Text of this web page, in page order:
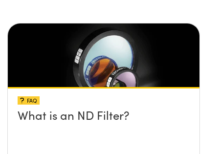
FAQ
What is an ND Filter?